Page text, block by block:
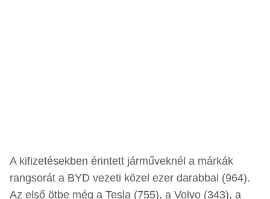
A kifizetésekben érintett járműveknél a márkák
rangsorát a BYD vezeti közel ezer darabbal (964).
Az első ötbe még a Tesla (755), a Volvo (343), a